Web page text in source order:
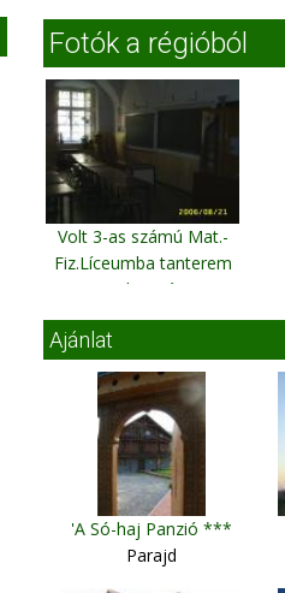
Fotók a régióból
Volt 3-as számú Mat.-
Fiz.Líceumba tanterem
Kolozsvár
Ajánlat
'A Só-haj Panzió ***
Parajd